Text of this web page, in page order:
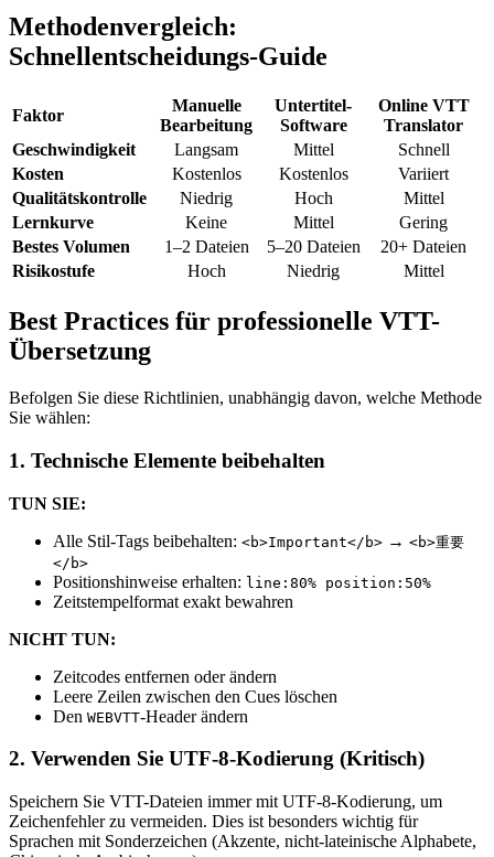
Methodenvergleich:
Schnellentscheidungs-Guide
Faktor
Manuelle
Bearbeitung
Untertitel-
Software
Online VTT
Translator
Geschwindigkeit
Langsam Mittel
Schnell
Kosten
Kostenlos Kostenlos
Variiert
Qualitätskontrolle
Niedrig Hoch
Mittel
Lernkurve
Keine Mittel
Gering
Bestes Volumen
1–2 Dateien 5–20 Dateien
20+ Dateien
Risikostufe
Hoch Niedrig Mittel
Best Practices für professionelle VTT-
Übersetzung
Befolgen Sie diese Richtlinien, unabhängig davon, welche Methode
Sie wählen:
1. Technische Elemente beibehalten
TUN SIE:
Alle Stil-Tags beibehalten: <b>Important</b> → <b>重要
</b>
Positionshinweise erhalten: line:80% position:50%
Zeitstempelformat exakt bewahren
NICHT TUN:
Zeitcodes entfernen oder ändern
Leere Zeilen zwischen den Cues löschen
Den WEBVTT-Header ändern
2. Verwenden Sie UTF-8-Kodierung (Kritisch)
Speichern Sie VTT-Dateien immer mit UTF-8-Kodierung, um
Zeichenfehler zu vermeiden. Dies ist besonders wichtig für
Sprachen mit Sonderzeichen (Akzente, nicht-lateinische Alphabete,